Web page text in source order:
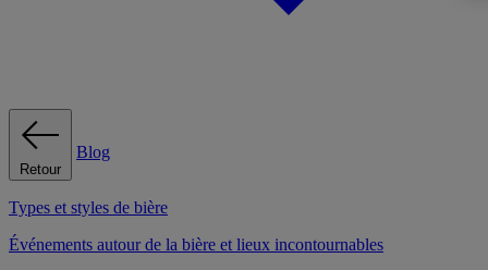
Retour
Blog
Types et styles de bière
Événements autour de la bière et lieux incontournables